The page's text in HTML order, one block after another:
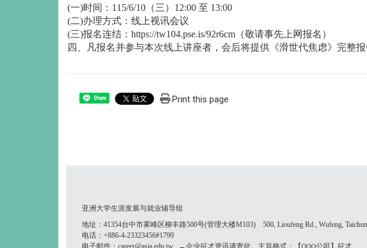
(一)时间：115/6/10（三）12:00 至 13:00
(二)办理方式：线上视讯会议
(三)报名连结：https://tw104.pse.is/92r6cm（敬请事先上网报名）
四、凡报名并参与本次线上讲座者，会后将提供《滑世代焦虑》完整
Share Print this page
亚洲大学生涯发展与就业辅导组
地址：41354台中市雾峰区柳丰路500号(管理大楼M103) 500, Lioufeng Rd., Wufeng,
电话：+886-4-23323456#1799
电子邮件：career@asia.edu.tw ←企业征才资讯请寄此。主旨格式：【OOO公司】征才